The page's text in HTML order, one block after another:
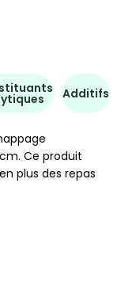
Additifs
Ce produit
plus des repas